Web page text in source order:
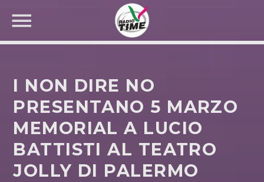
CERCA NEL SITO WEB:
I NON DIRE NO
PRESENTANO 5 MARZO
MEMORIAL A LUCIO
BATTISTI AL TEATRO
JOLLY DI PALERMO